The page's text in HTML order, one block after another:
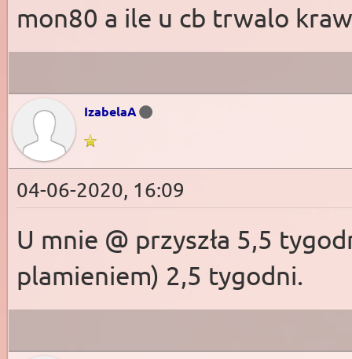
mon80 a ile u cb trwalo
IzabelaA
04-06-2020, 16:09
U mnie @ przyszła 5,5
plamieniem) 2,5 tygodni.